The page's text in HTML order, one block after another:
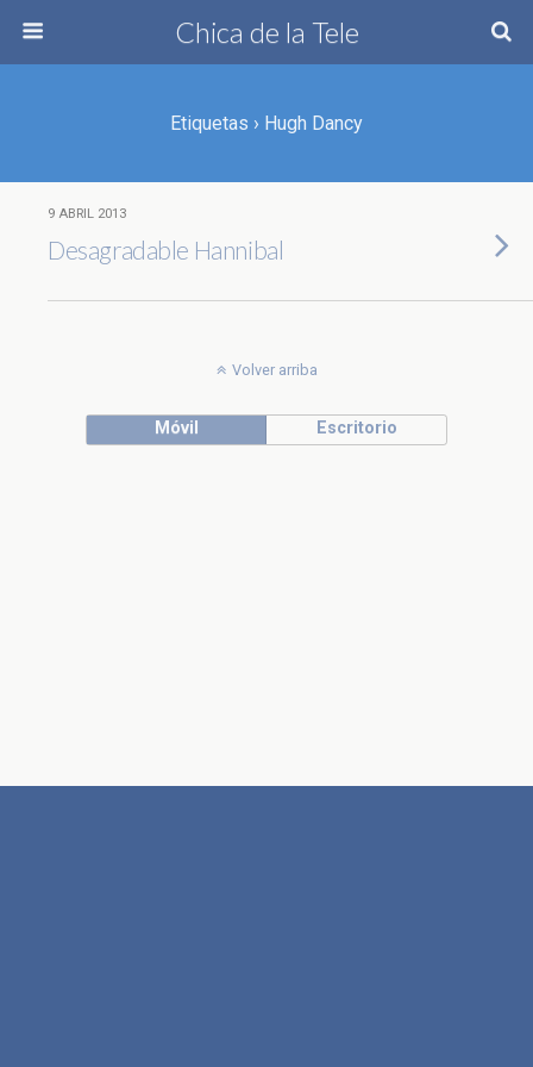
Chica de la Tele
Etiquetas › Hugh Dancy
9 ABRIL 2013
Desagradable Hannibal
Volver arriba
Móvil Escritorio